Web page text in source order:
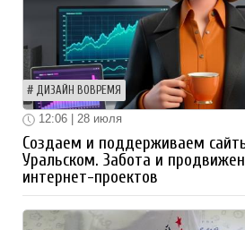
ДИЗАЙН ВОВРЕМЯ
12:06 | 28 июля
Создаем и поддерживаем
Уральском. Забота и
интернет-проектов